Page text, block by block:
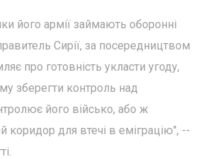
його армії займають оборонні
Сирії, за посередництвом
про готовність укласти угоду,
зберегти контроль над
його військо, або ж
коридор для втечі в еміграцію", --